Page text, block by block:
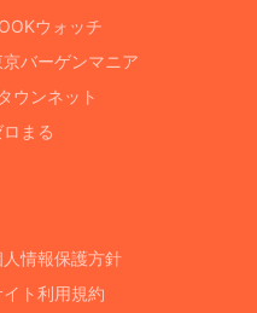
ウォッチ
京バーゲンマニア
ウンネット
ロまる
人情報保護方針
イト利用規約